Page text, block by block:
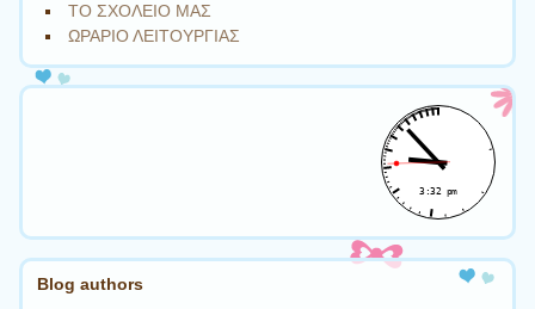
ΤΟ ΣΧΟΛΕΙΟ ΜΑΣ
ΩΡΑΡΙΟ ΛΕΙΤΟΥΡΓΙΑΣ
Blog authors